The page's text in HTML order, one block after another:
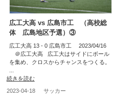
広工大高 vs 広島市工 （高校総
体 広島地区予選）③
広工大高 13 - 0 広島市工 2023/04/16
＠広工大高 広工大はサイドにボール
を集め、クロスからチャンスをつくる。
続きを読む
2023-04-18
サッカー